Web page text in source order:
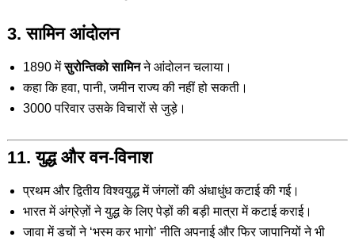
3. सामिन आंदोलन
1890 मेंसुरोन्तिको सामिनने आंदोलन चलाया।
कहा कि हवा, पानी, जमीन राज्य की नहीं हो सकती।
3000 परिवार उसके विचारों से जुड़े।
11. युद्ध और वन-विनाश
प्रथम और द्वितीय विश्वयुद्ध में जंगलों की अंधाधुंध कटाई की गई।
भारत में अंग्रेज़ों ने युद्ध के लिए पेड़ों की बड़ी मात्रा में कटाई कराई।
जावा में डचों ने ‘भस्म कर भागो’ नीति अपनाई और फिर जापानियों ने भी